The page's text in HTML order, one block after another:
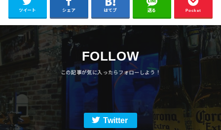
ツイート シェア はてブ 送る Pocket
FOLLOW
Twitter